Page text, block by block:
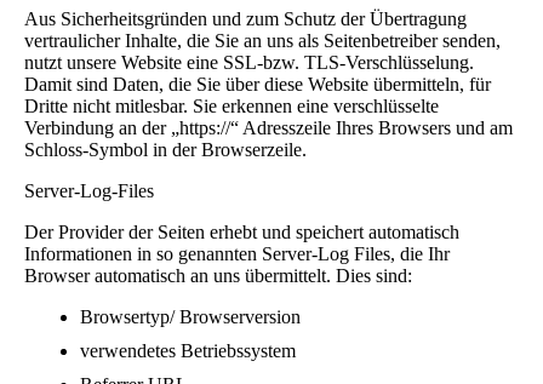
Aus Sicherheitsgründen und zum Schutz der Übertragung
vertraulicher Inhalte, die Sie an uns als Seitenbetreiber senden,
nutzt unsere Website eine SSL-bzw. TLS-Verschlüsselung.
Damit sind Daten, die Sie über diese Website übermitteln, für
Dritte nicht mitlesbar. Sie erkennen eine verschlüsselte
Verbindung an der „https://“ Adresszeile Ihres Browsers und am
Schloss-Symbol in der Browserzeile.
Server-Log-Files
Der Provider der Seiten erhebt und speichert automatisch
Informationen in so genannten Server-Log Files, die Ihr
Browser automatisch an uns übermittelt. Dies sind:
Browsertyp/ Browserversion
verwendetes Betriebssystem